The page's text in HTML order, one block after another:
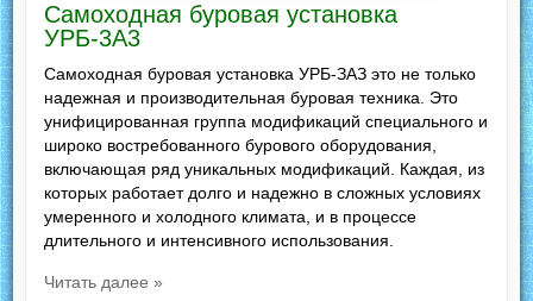
Самоходная буровая установка
УРБ-3А3
Самоходная буровая установка УРБ-ЗАЗ это не только
надежная и производительная буровая техника. Это
унифицированная группа модификаций специального и
широко востребованного бурового оборудования,
включающая ряд уникальных модификаций. Каждая, из
которых работает долго и надежно в сложных условиях
умеренного и холодного климата, и в процессе
длительного и интенсивного использования.
Читать далее »